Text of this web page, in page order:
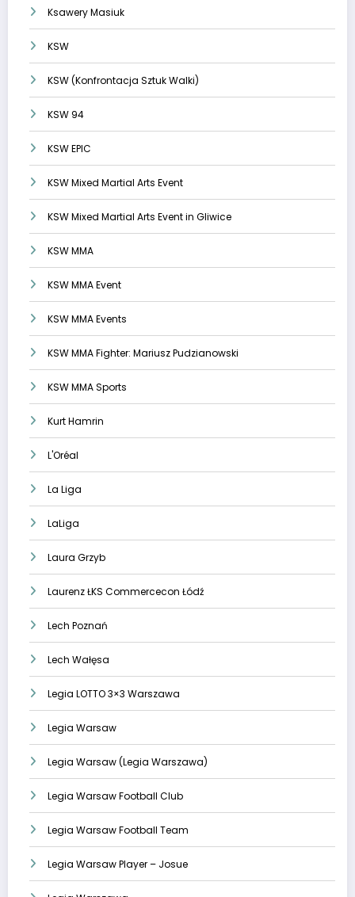
Ksawery Masiuk
KSW
KSW (Konfrontacja Sztuk Walki)
KSW 94
KSW EPIC
KSW Mixed Martial Arts Event
KSW Mixed Martial Arts Event in Gliwice
KSW MMA
KSW MMA Event
KSW MMA Events
KSW MMA Fighter: Mariusz Pudzianowski
KSW MMA Sports
Kurt Hamrin
L'Oréal
La Liga
LaLiga
Laura Grzyb
Laurenz ŁKS Commercecon Łódź
Lech Poznań
Lech Wałęsa
Legia LOTTO 3×3 Warszawa
Legia Warsaw
Legia Warsaw (Legia Warszawa)
Legia Warsaw Football Club
Legia Warsaw Football Team
Legia Warsaw Player – Josue